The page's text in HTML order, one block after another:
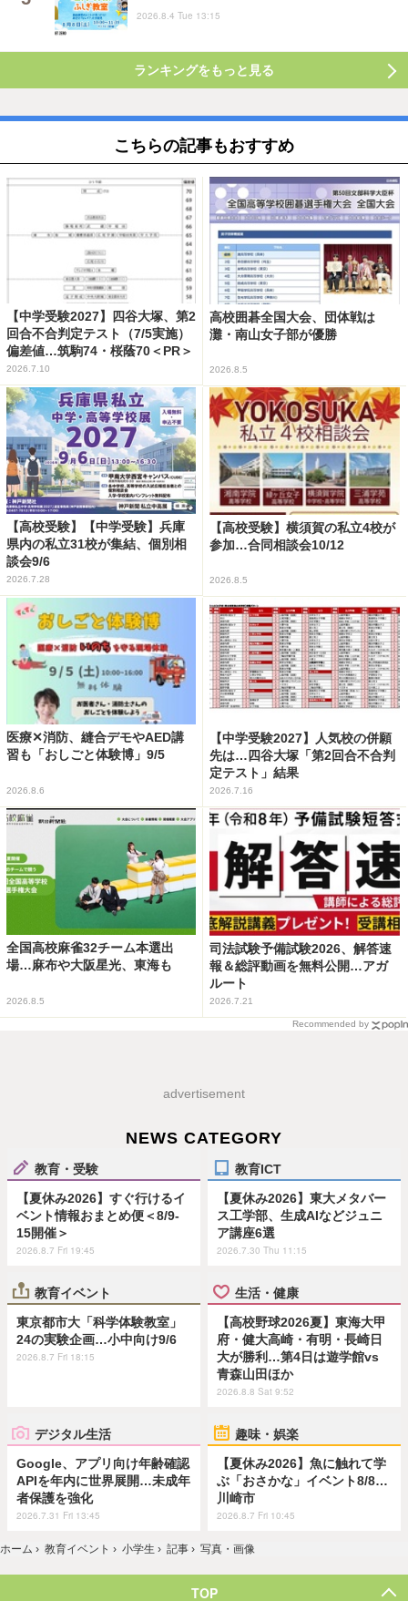
2026.8.4 Tue 13:15
ランキングをもっと見る
こちらの記事もおすすめ
【中学受験2027】四谷大塚、第2
回合不合判定テスト（7/5実施）
偏差値…筑駒74・桜蔭70＜PR＞
2026.7.10
高校囲碁全国大会、団体戦は
灘・南山女子部が優勝
2026.8.5
【高校受験】【中学受験】兵庫
県内の私立31校が集結、個別相
談会9/6
2026.7.28
【高校受験】横須賀の私立4校が
参加…合同相談会10/12
2026.8.5
医療✕消防、縫合デモやAED講
習も「おしごと体験博」9/5
2026.8.6
【中学受験2027】人気校の併願
先は…四谷大塚「第2回合不合判
定テスト」結果
2026.7.16
全国高校麻雀32チーム本選出
場…麻布や大阪星光、東海も
2026.8.5
司法試験予備試験2026、解答速
報＆総評動画を無料公開…アガ
ルート
2026.7.21
Recommended by
advertisement
NEWS CATEGORY
教育・受験
【夏休み2026】すぐ行けるイ
ベント情報おまとめ便＜8/9-
15開催＞
2026.8.7 Fri 19:45
教育ICT
【夏休み2026】東大メタバー
ス工学部、生成AIなどジュニ
ア講座6選
2026.7.30 Thu 11:15
教育イベント
東京都市大「科学体験教室」
24の実験企画…小中向け9/6
2026.8.7 Fri 18:15
生活・健康
【高校野球2026夏】東海大甲
府・健大高崎・有明・長崎日
大が勝利…第4日は遊学館vs
青森山田ほか
2026.8.8 Sat 9:52
デジタル生活
Google、アプリ向け年齢確認
APIを年内に世界展開…未成年
者保護を強化
2026.7.31 Fri 13:45
趣味・娯楽
【夏休み2026】魚に触れて学
ぶ「おさかな」イベント8/8…
川崎市
2026.8.7 Fri 10:45
ホーム › 教育イベント › 小学生 › 記事 › 写真・画像
TOP